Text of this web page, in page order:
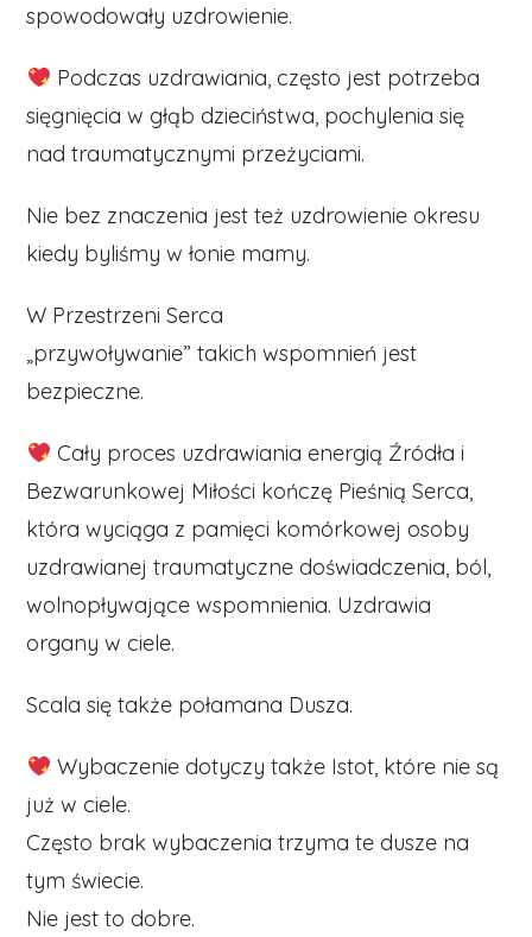
spowodowały uzdrowienie.
Podczas uzdrawiania, często jest potrzeba
sięgnięcia w głąb dzieciństwa, pochylenia się
nad traumatycznymi przeżyciami.
Nie bez znaczenia jest też uzdrowienie okresu
kiedy byliśmy w łonie mamy.
W Przestrzeni Serca
„przywoływanie” takich wspomnień jest
bezpieczne.
Cały proces uzdrawiania energią Źródła i
Bezwarunkowej Miłości kończę Pieśnią Serca,
która wyciąga z pamięci komórkowej osoby
uzdrawianej traumatyczne doświadczenia, ból,
wolnopływające wspomnienia. Uzdrawia
organy w ciele.
Scala się także połamana Dusza.
Wybaczenie dotyczy także Istot, które nie są
już w ciele.
Często brak wybaczenia trzyma te dusze na
tym świecie.
Nie jest to dobre.